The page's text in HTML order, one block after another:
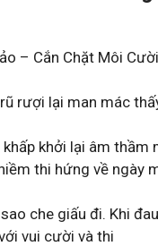
– Cắn Chặt Môi
rượi lại man mác
khởi lại âm thầm
thi hứng về ngày
che giấu đi. Khi
vui cười và thi